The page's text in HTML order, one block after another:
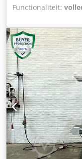
Functionaliteit:
de dwarsslede:290
slede:500 mm,
(max.):2.800 rpm,
TECHNISCHE
mm Draaidiameter
Spindeldoorlaat: 70
tussen de centers:
Aansluitvermogen:
Ajzrmq Dodreck
1.650 × 1.900 mm
UITRUSTING